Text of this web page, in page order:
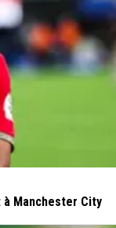
à Manchester City